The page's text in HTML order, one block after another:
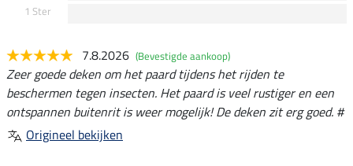
1 Ster
7.8.2026 (Bevestigde aankoop)
Zeer goede deken om het paard tijdens het rijden te
beschermen tegen insecten. Het paard is veel rustiger en een
ontspannen buitenrit is weer mogelijk! De deken zit erg goed. #
Origineel bekijken